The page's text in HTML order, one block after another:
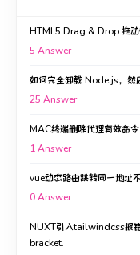
HTML5 Drag & Drop 拖动
5 Answer
如何完全卸载 Node.js，然
25 Answer
MAC终端删除代理有效命令
1Answer
vue动态路由跳转同一地址
0Answer
NUXT引入tailwindcss报
bracket.